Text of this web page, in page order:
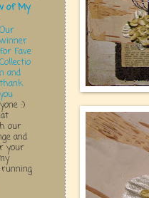
of My
Our
winner
for Fave
Collectio
n and
thank
you
:)
our
and
your